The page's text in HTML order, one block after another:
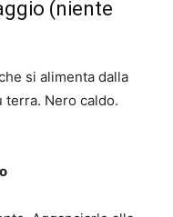
(niente
si alimenta dalla
Nero caldo.